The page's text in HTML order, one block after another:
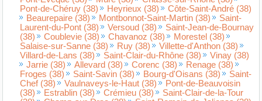
Pont-de-Chéruy (38)
Heyrieux (38)
Côte-Saint-André (38)
Beaurepaire (38)
Montbonnot-Saint-Martin (38)
Saint-
Laurent-du-Pont (38)
Versoud (38)
Saint-Jean-de-Bournay
(38)
Coublevie (38) Chavanoz (38)
Morestel (38)
Salaise-sur-Sanne (38)
Ruy (38)
Villette-d'Anthon (38)
Villard-de-Lans (38)
Saint-Clair-du-Rhône (38)
Vinay (38)
Jarrie (38)
Allevard (38) Corenc (38)
Renage (38)
Froges (38)
Saint-Savin (38) Bourg-d'Oisans (38)
Saint-
Chef (38)
Vaulnaveys-le-Haut (38)
Pont-de-Beauvoisin
(38)
Estrablin (38) Crémieu (38)
Saint-Clair-de-la-Tour